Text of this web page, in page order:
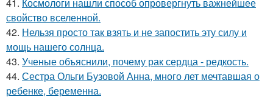
свойство вселенной.
42. Нельзя просто так взять и не запостить эту силу и
мощь нашего солнца.
43. Ученые объяснили, почему рак сердца - редкость.
44. Сестра Ольги Бузовой Анна, много лет мечтавшая о
ребенке, беременна.